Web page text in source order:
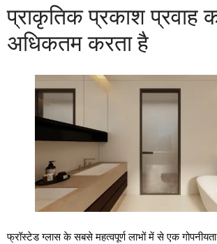
प्राकृतिक प्रकाश प्रवाह
अधिकतम करता है
फ्रॉस्टेड ग्लास के सबसे महत्वपूर्ण लाभों में से एक